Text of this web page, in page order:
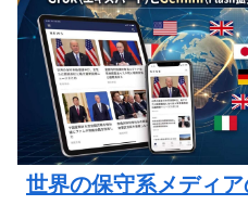
世界の保守系メディ